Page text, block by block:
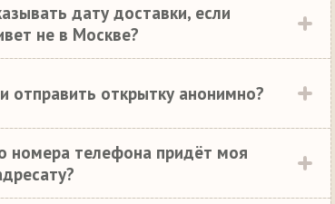
дату доставки, если
не в Москве?
отправить открытку анонимно?
номера телефона придёт моя